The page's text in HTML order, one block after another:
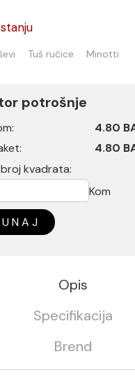
Tuš ručice Minotti
potrošnje
4.80
4.80
kvadrata:
Kom
Opis
Specifikacija
Brend